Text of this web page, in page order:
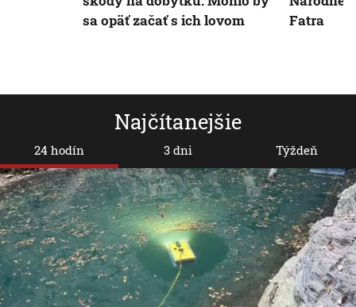
Najčítanejšie
24 hodín 3 dni Týždeň
sa opäť začať s ich lovom
Fatra